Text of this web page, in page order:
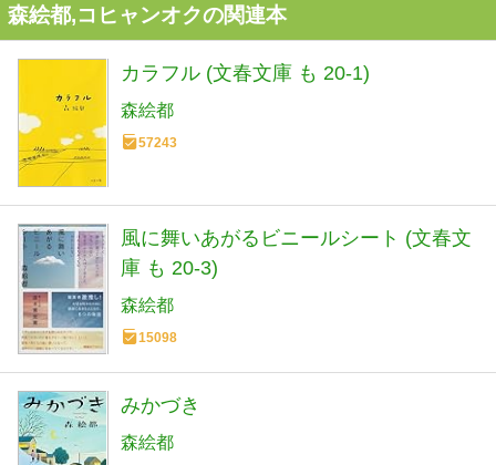
森絵都,コヒャンオクの関連本
カラフル (文春文庫 も 20-1)
森絵都
57243
風に舞いあがるビニールシート (文春文
庫 も 20-3)
森絵都
15098
みかづき
森絵都